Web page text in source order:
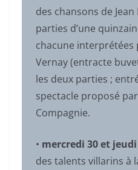
des chansons de
parties d’une
chacune interprétées
Vernay (entracte
les deux parties ;
spectacle proposé
Compagnie.
• mercredi 30 et
des talents villarins à